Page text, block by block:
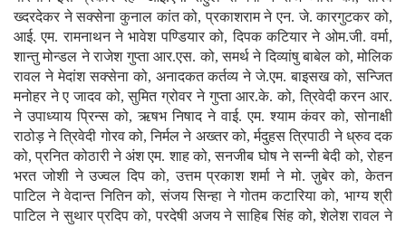
ख्दरदेकर ने सक्सेना कुनाल कांत को, प्रकाशराम ने एन. जे. कारगुटकर को,
आई. एम. रामनाथन ने भावेश पण्डियार को, दिपक कटियार ने ओम.जी. वर्मा,
शान्तु मोन्डल ने राजेश गुप्ता आर.एस. को, समर्थ ने दिव्यांषु बाबेल को, मोलिक
रावल ने मेदांश सक्सेना को, अनादकत कर्तव्य ने जे.एम. बाइसख को, सन्जित
मनोहर ने ए जादव को, सुमित ग्रोवर ने गुप्ता आर.के. को, त्रिवेदी करन आर.
ने उपाध्याय प्रिन्स को, ऋषभ निषाद ने वाई. एम. श्याम कंवर को, सोनाक्षी
राठोड़ ने त्रिवेदी गोरव को, निर्मल ने अख्तर को, र्मदुहस त्रिपाठी ने ध्रुव दक
को, प्रनित कोठारी ने अंश एम. शाह को, सनजीब घोष ने सन्नी बेदी को, रोहन
भरत जोशी ने उज्वल दिप को, उत्तम प्रकाश शर्मा ने मो. ज़ुबेर को, केतन
पाटिल ने वेदान्त नितिन को, संजय सिन्हा ने गोतम कटारिया को, भाग्य श्री
पाटिल ने सुथार प्रदिप को, परदेषी अजय ने साहिब सिंह को, शेलेश रावल ने